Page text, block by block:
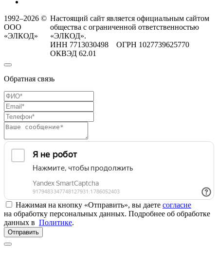
1992–2026 ©
ООО
«ЭЛКОД»
Настоящий сайт является официальным сайтом
общества с ограниченной ответственностью
«ЭЛКОД».
ИНН 7713030498 ОГРН 1027739625770
ОКВЭД 62.01
Обратная связь
Нажимая на кнопку «Отправить», вы даете согласие
на обработку персональных данных. Подробнее об обработке
данных в Политике.
Отправить